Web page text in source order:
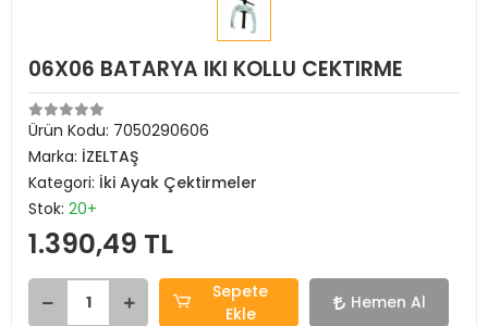
06X06 BATARYA IKI KOLLU CEKTIRME
Ürün Kodu: 7050290606
Marka: İZELTAŞ
Kategori: İki Ayak Çektirmeler
Stok: 20+
1.390,49 TL
Sepete
Ekle
Hemen Al